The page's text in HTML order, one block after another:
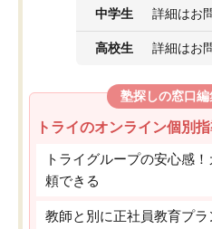
中学生 詳細はお
高校生 詳細はお
塾探しの窓口
トライのオンライン個別
トライグループの安心感
頼できる
教師と別に正社員教育プラ